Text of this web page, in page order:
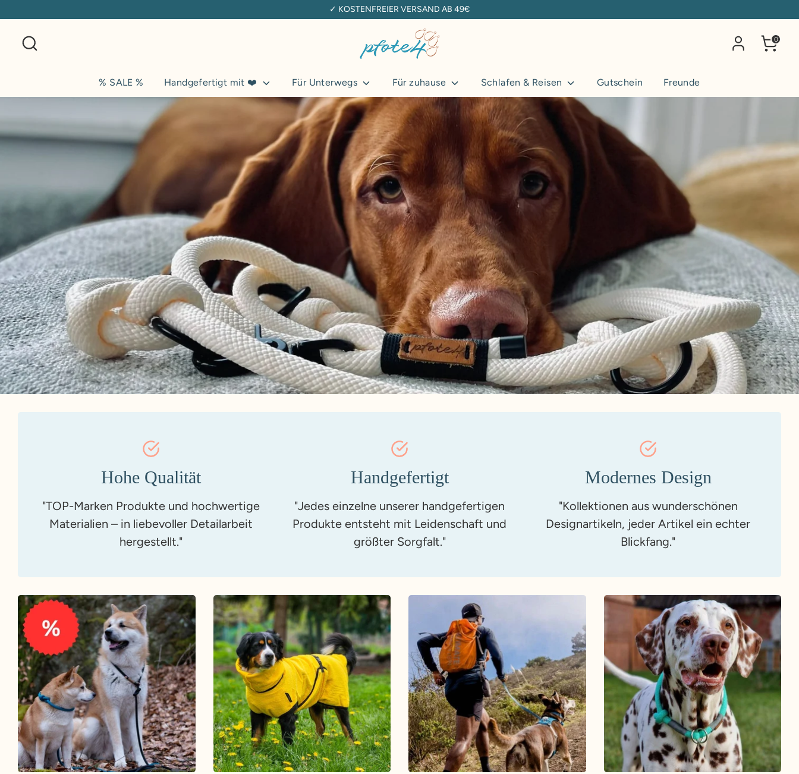
zum
✓ KOSTENFREIER VERSAND AB 49€
0
% SALE % Handgefertigt mit ❤️ Für Unterwegs Für zuhause Schlafen & Reisen Gutschein Freunde
Hohe Qualität
"TOP-Marken Produkte und hochwertige
Materialien – in liebevoller Detailarbeit
hergestellt."
Handgefertigt
"Jedes einzelne unserer handgefertigen
Produkte entsteht mit Leidenschaft und
größter Sorgfalt."
Modernes Design
"Kollektionen aus wunderschönen
Designartikeln, jeder Artikel ein echter
Blickfang."